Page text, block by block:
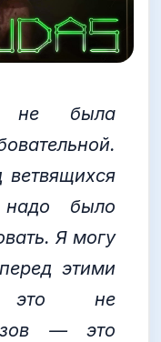
не была
ветвящихся
надо было
Я могу
этими
это не
— это